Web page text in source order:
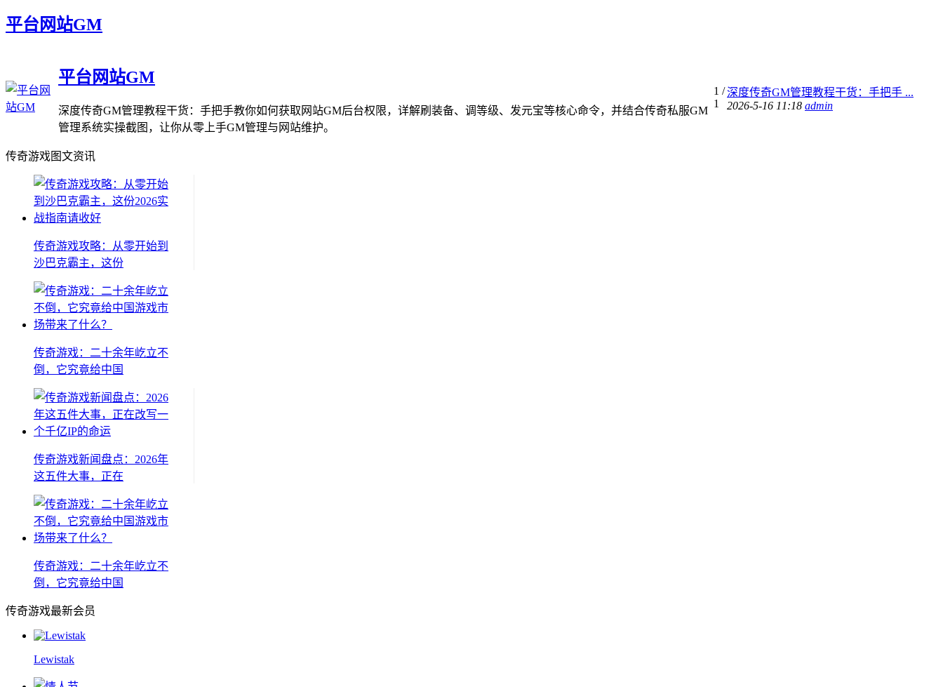
平台网站GM
平台网站GM
深度传奇GM管理教程干货：手把手教你如何获取网站GM后台权限，详解刷装备、调等级、发元宝等核心命令，并结合传奇私服GM
管理系统实操截图，让你从零上手GM管理与网站维护。
1 /
1
深度传奇GM管理教程干货：手把手 ...
2026-5-16 11:18 admin
传奇游戏图文资讯
传奇游戏攻略：从零开始到
沙巴克霸主，这份
传奇游戏：二十余年屹立不
倒，它究竟给中国
传奇游戏新闻盘点：2026年
这五件大事，正在
传奇游戏：二十余年屹立不
倒，它究竟给中国
传奇游戏最新会员
Lewistak